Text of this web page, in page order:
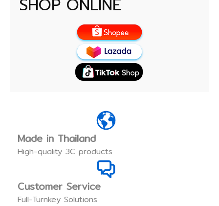
SHOP ONLINE
Made in Thailand
High-quality 3C products
Customer Service
Full-Turnkey Solutions